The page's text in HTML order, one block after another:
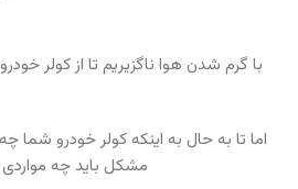
با گرم شدن هوا ناگزیریم تا از کولر
اما تا به حال به اینکه کولر خودرو شما
مشکل باید چه مواردی